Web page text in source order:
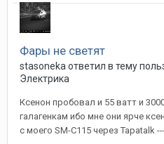
Фары не светят
stasoneka ответил в тему
Электрика
Ксенон пробовал и 55 ватт и
галагенкам ибо мне они ярче
с моего SM-C115 через Tapatalk